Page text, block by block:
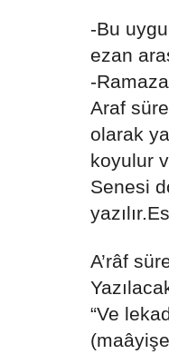
-Bu
ezan
-
Araf
olarak
koyulur
Senesi
A’râf
“Ve